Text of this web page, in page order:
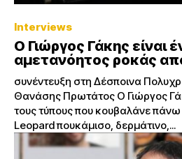
Interviews
Ο Γιώργος Γάκης είναι
αμετανόητος ροκάς
συνέντευξη στη Δέσποινα
Θανάσης Πρωτάτος Ο Γιώργος
τους τύπους που κουβαλάνε
Leopard πουκάμισο, δερμάτινο,...